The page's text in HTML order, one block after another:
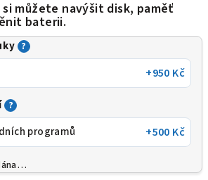
můžete navýšit disk, paměť
baterii.
?
+950 Kč
?
programů +500 Kč
A